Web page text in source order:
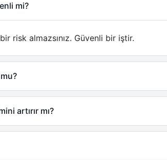
mi?
risk almazsınız. Güvenli bir iştir.
artırır mı?